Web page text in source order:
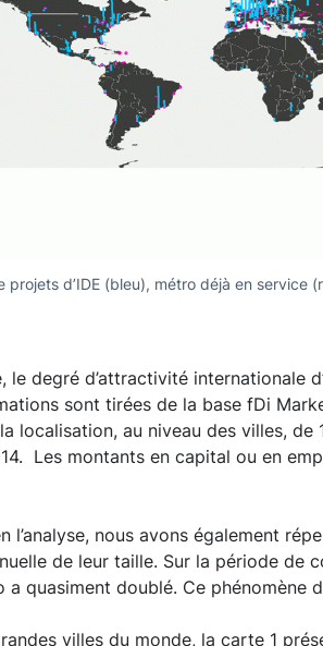
projets d’IDE (bleu), métro déjà en
le degré d’attractivité internationale
sont tirées de la base fDi
localisation, au niveau des villes,
Les montants en capital ou en
l’analyse, nous avons également
de leur taille. Sur la période
a quasiment doublé. Ce
villes du monde, la carte 1